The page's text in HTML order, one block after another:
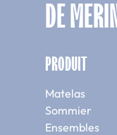
DE
PRODUIT
Matelas
Sommier
Ensembles